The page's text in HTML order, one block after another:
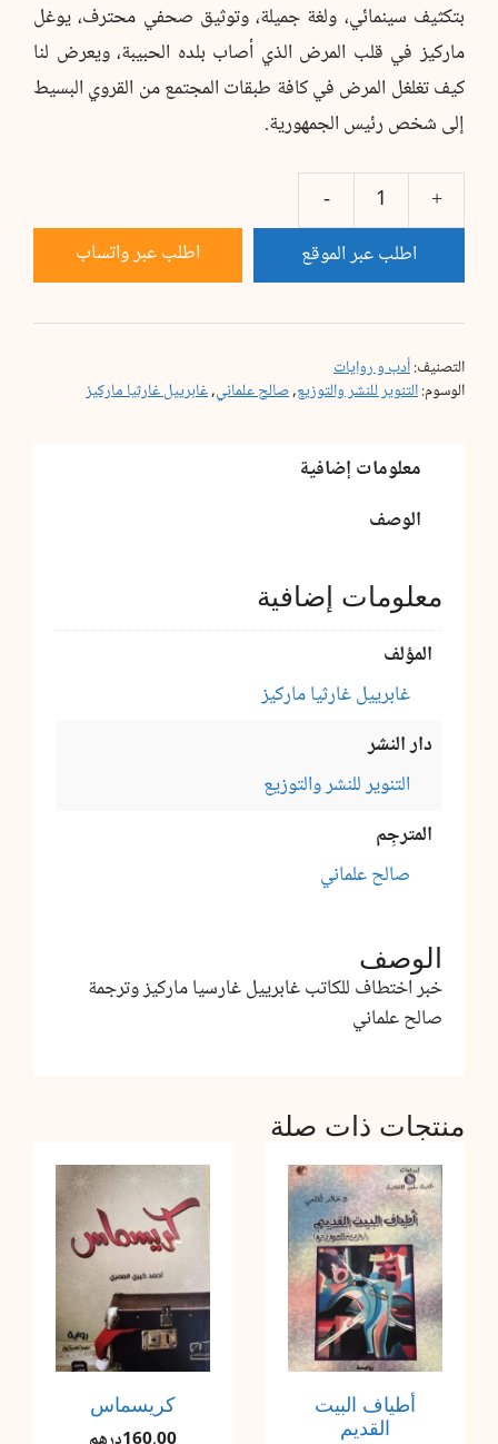
بتكثيف سينمائي، ولغة جميلة، وتوثيق صحفي محترف، يوغل
ماركيز في قلب المرض الذي أصاب بلده الحبيبة، ويعرض لنا
كيف تغلغل المرض في كافة طبقات المجتمع من القروي البسيط
إلى شخص رئيس الجمهورية.
كمية
اطلب عبر الموقع اطلب عبر واتساب
التصنيف:أدب و روايات
الوسوم:التنوير للنشر والتوزيع,صالح علماني,غابرييل غارثيا ماركيز
معلومات إضافية
الوصف
معلومات إضافية
المؤلف
غابرييل غارثيا ماركيز
دار النشر
التنوير للنشر والتوزيع
المترجِم
صالح علماني
الوصف
خبر اختطاف للكاتب غابرييل غارسيا ماركيز وترجمة
صالح علماني
منتجات ذات صلة
أطياف البيت
القديم
كريسماس